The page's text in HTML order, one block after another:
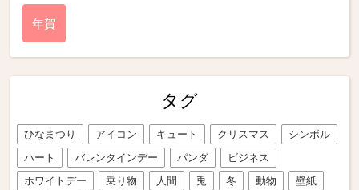
年賀
タグ
ひなまつり アイコン キュート クリスマス
シンボル
ハート
バレンタインデー パンダ
ビジネス
ホワイトデー
乗り物 人間 兎 冬 動物
壁紙